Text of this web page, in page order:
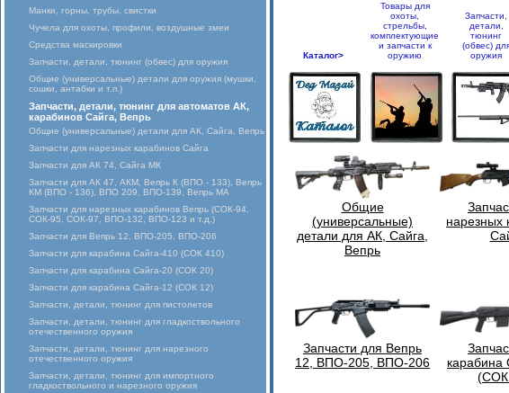
Манки, горны, трубы, свистки
Чучела для охоты, профили, воздушные змеи
Средства маскировки
Запчасти, детали, тюнинг (обвес) для оружия
Общие (универсальные) детали для оружия (мушки,
сошки, антабки и т.п.)
Запчасти, детали, тюнинг для автоматов АК,
карабинов Сайга, Вепрь
Общие (универсальные) детали для АК, Сайга, Вепрь
Запчасти для нарезных карабинов Сайга
Запчасти для АК 74, Сайга МК
Запчасти для АК 47, АКМ, Вепрь К (ВПО - 133), Вепрь
КМ (ВПО - 136), ВПО 209, ВПО-139, Вепрь МА
Запчасти для нарезных карабинов Вепрь (СОК-94,
СОК-95, СОК-97, ВПО-132, ВПО-123 и т.д.)
Запчасти для Вепрь 12, ВПО-205, ВПО-206
Запчасти для карабина Сайга-410 (СОК 410)
Запчасти для карабина Сайга-20 (СОК 20)
Запчасти для карабина Сайга-12 (СОК 12)
Запчасти, детали, тюнинг для пистолетов
Запчасти, детали, тюнинг для гладкоствольного
отечественного оружия
Запчасти, детали, тюнинг для нарезного
отечественного оружия
Запчасти, детали, тюнинг для импортного
гладкоствольного и нарезного оружия
Каталог>
Товары для
охоты,
стрельбы,
комплектующие
и запчасти к
оружию
Запчасти,
детали,
тюнинг
(обвес)
оружия
Общие
(универсальные)
детали для АК, Сайга,
Вепрь
нарезных
Запчасти для Вепрь
12, ВПО-205, ВПО-206
карабина
(СОК